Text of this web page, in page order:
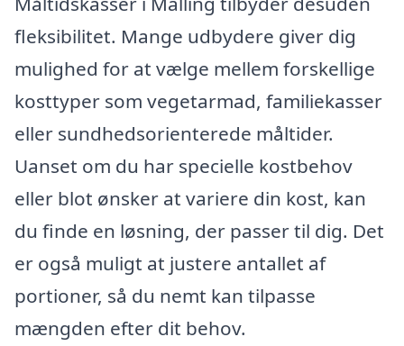
fleksibilitet. Mange udbydere giver dig
mulighed for at vælge mellem forskellige
kosttyper som vegetarmad, familiekasser
eller sundhedsorienterede måltider.
Uanset om du har specielle kostbehov
eller blot ønsker at variere din kost, kan
du finde en løsning, der passer til dig. Det
er også muligt at justere antallet af
portioner, så du nemt kan tilpasse
mængden efter dit behov.